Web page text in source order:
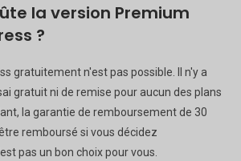
la version Premium
?
gratuitement n'est pas possible. Il n'y a
gratuit ni de remise pour aucun des plans
la garantie de remboursement de 30
remboursé si vous décidez
pas un bon choix pour vous.